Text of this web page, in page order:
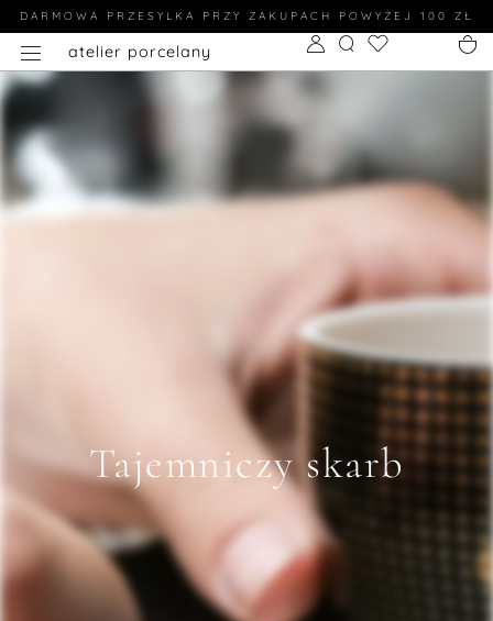
DARMOWA PRZESYLKA PRZY ZAKUPACH POWYŻEJ 100 ZŁ
atelier porcelany
Tajemniczy skarb